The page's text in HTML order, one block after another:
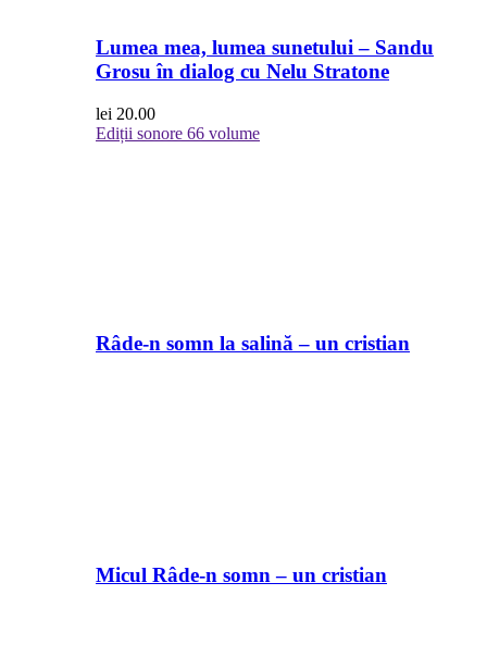
Lumea mea, lumea sunetului – Sandu
Grosu în dialog cu Nelu Stratone
lei 20.00
Ediții sonore 66 volume
Râde-n somn la salină – un cristian
Micul Râde-n somn – un cristian